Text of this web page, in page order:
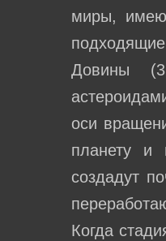
миры,
Довины (3
оси
планету и
создадут
Когда